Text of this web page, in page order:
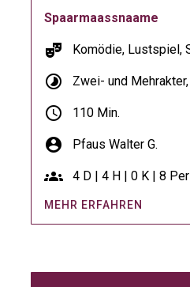
Spaarmaassnaame
theater_comedy Komödie, Lustspiel,
timelapse Zwei- und
schedule 110 Min.
account_circle Pfaus Walter G.
groups 4 D | 4 H | 0 K | 8
MEHR ERFAHREN